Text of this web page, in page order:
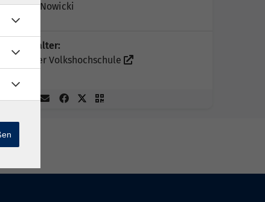
Kamilla Nowicki
Veranstalter:
Münchner Volkshochschule